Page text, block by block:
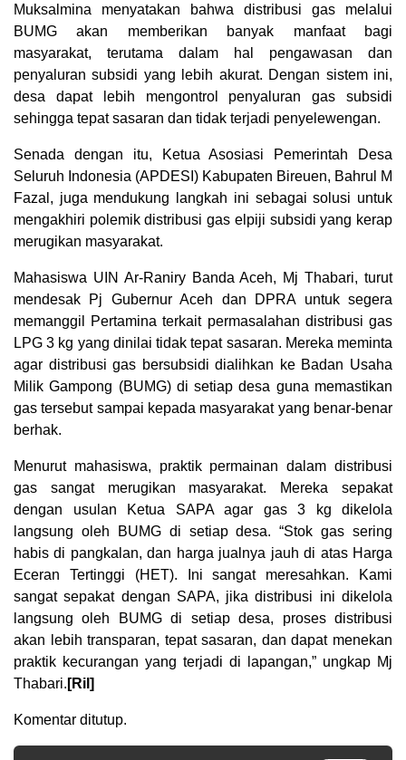
Muksalmina menyatakan bahwa distribusi gas melalui
BUMG akan memberikan banyak manfaat bagi
masyarakat, terutama dalam hal pengawasan dan
penyaluran subsidi yang lebih akurat. Dengan sistem ini,
desa dapat lebih mengontrol penyaluran gas subsidi
sehingga tepat sasaran dan tidak terjadi penyelewengan.
Senada dengan itu, Ketua Asosiasi Pemerintah Desa
Seluruh Indonesia (APDESI) Kabupaten Bireuen, Bahrul M
Fazal, juga mendukung langkah ini sebagai solusi untuk
mengakhiri polemik distribusi gas elpiji subsidi yang kerap
merugikan masyarakat.
Mahasiswa UIN Ar-Raniry Banda Aceh, Mj Thabari, turut
mendesak Pj Gubernur Aceh dan DPRA untuk segera
memanggil Pertamina terkait permasalahan distribusi gas
LPG 3 kg yang dinilai tidak tepat sasaran. Mereka meminta
agar distribusi gas bersubsidi dialihkan ke Badan Usaha
Milik Gampong (BUMG) di setiap desa guna memastikan
gas tersebut sampai kepada masyarakat yang benar-benar
berhak.
Menurut mahasiswa, praktik permainan dalam distribusi
gas sangat merugikan masyarakat. Mereka sepakat
dengan usulan Ketua SAPA agar gas 3 kg dikelola
langsung oleh BUMG di setiap desa. “Stok gas sering
habis di pangkalan, dan harga jualnya jauh di atas Harga
Eceran Tertinggi (HET). Ini sangat meresahkan. Kami
sangat sepakat dengan SAPA, jika distribusi ini dikelola
langsung oleh BUMG di setiap desa, proses distribusi
akan lebih transparan, tepat sasaran, dan dapat menekan
praktik kecurangan yang terjadi di lapangan,” ungkap Mj
Thabari. [Ril]
Komentar ditutup.